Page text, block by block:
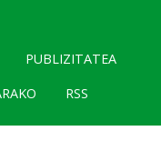
PUBLIZITATEA
RSS